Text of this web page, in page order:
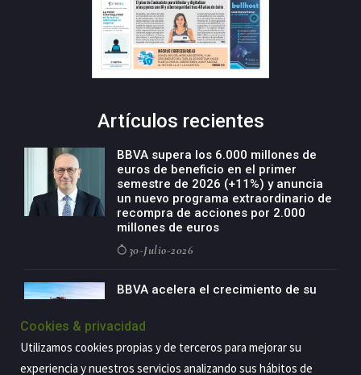
Artículos recientes
BBVA supera los 6.000 millones de
euros de beneficio en el primer
semestre de 2026 (+11%) y anuncia
un nuevo programa extraordinario de
recompra de acciones por 2.000
millones de euros
30-Julio-2026
BBVA acelera el crecimiento de su
de especialización presente en siete
países
29-Julio-2026
Cookies & privacidad
Utilizamos cookies propias y de terceros para mejorar su
experiencia y nuestros servicios analizando sus hábitos de